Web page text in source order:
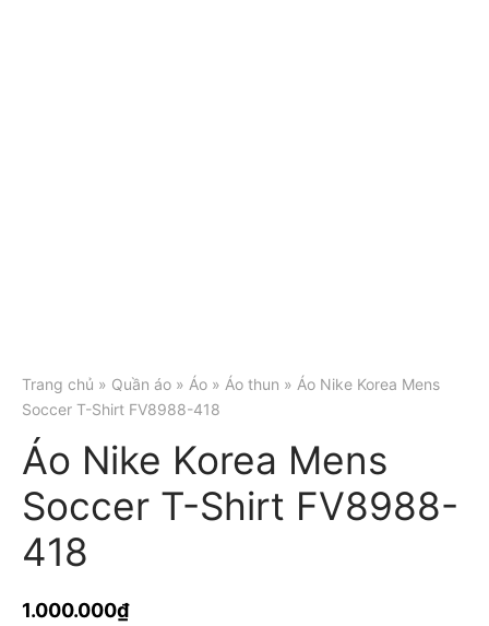
Trang chủ » Quần áo » Áo » Áo thun » Áo Nike Korea Mens
Soccer T-Shirt FV8988-418
Áo Nike Korea Mens
Soccer T-Shirt FV8988-
418
1.000.000₫